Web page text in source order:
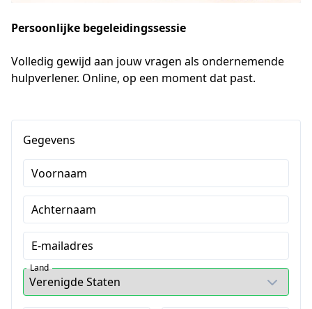
Persoonlijke begeleidingssessie
Volledig gewijd aan jouw vragen als ondernemende
hulpverlener. Online, op een moment dat past.
Gegevens
Voornaam
Achternaam
E-mailadres
Land